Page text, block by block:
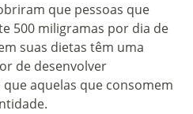
que pessoas que
500 miligramas por dia de
suas dietas têm uma
de desenvolver
aquelas que consomem